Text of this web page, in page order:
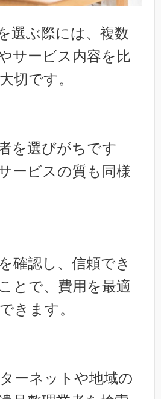
選ぶ際には、複数
サービス内容を比
切です。
を選びがちです
ービスの質も同様
確認し、信頼でき
とで、費用を最適
きます。
ーネットや地域の